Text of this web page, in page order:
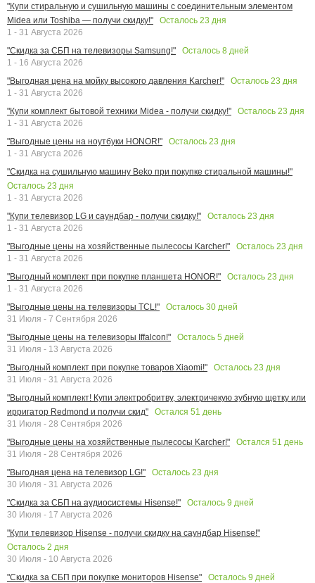
"Купи стиральную и сушильную машины с соединительным элементом
Midea или Toshiba — получи скидку!"
Осталось 23 дня
1 - 31 Августа 2026
"Скидка за СБП на телевизоры Samsung!"
Осталось 8 дней
1 - 16 Августа 2026
"Выгодная цена на мойку высокого давления Karcher!"
Осталось 23 дня
1 - 31 Августа 2026
"Купи комплект бытовой техники Midea - получи скидку!"
Осталось 23 дня
1 - 31 Августа 2026
"Выгодные цены на ноутбуки HONOR!"
Осталось 23 дня
1 - 31 Августа 2026
"Скидка на сушильную машину Beko при покупке стиральной машины!"
Осталось 23 дня
1 - 31 Августа 2026
"Купи телевизор LG и саундбар - получи скидку!"
Осталось 23 дня
1 - 31 Августа 2026
"Выгодные цены на хозяйственные пылесосы Karcher!"
Осталось 23 дня
1 - 31 Августа 2026
"Выгодный комплект при покупке планшета HONOR!"
Осталось 23 дня
1 - 31 Августа 2026
"Выгодные цены на телевизоры TCL!"
Осталось 30 дней
31 Июля - 7 Сентября 2026
"Выгодные цены на телевизоры Iffalcon!"
Осталось 5 дней
31 Июля - 13 Августа 2026
"Выгодный комплект при покупке товаров Xiaomi!"
Осталось 23 дня
31 Июля - 31 Августа 2026
"Выгодный комплект! Купи электробритву, электричекую зубную щетку или
ирригатор Redmond и получи скид"
Остался 51 день
31 Июля - 28 Сентября 2026
"Выгодные цены на хозяйственные пылесосы Karcher!"
Остался 51 день
31 Июля - 28 Сентября 2026
"Выгодная цена на телевизор LG!"
Осталось 23 дня
30 Июля - 31 Августа 2026
"Скидка за СБП на аудиосистемы Hisense!"
Осталось 9 дней
30 Июля - 17 Августа 2026
"Купи телевизор Hisense - получи скидку на саундбар Hisense!"
Осталось 2 дня
30 Июля - 10 Августа 2026
"Скидка за СБП при покупке мониторов Hisense"
Осталось 9 дней